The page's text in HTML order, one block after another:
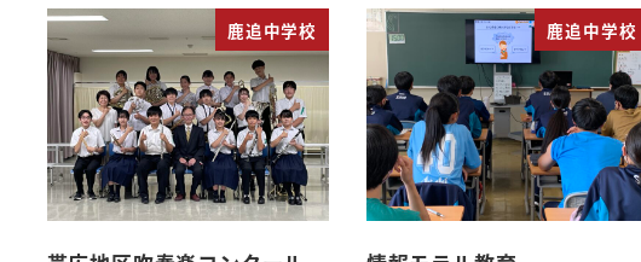
鹿追中学校 鹿追中学校